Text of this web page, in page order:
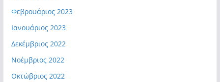
Φεβρουάριος 2023
Ιανουάριος 2023
Δεκέμβριος 2022
Νοέμβριος 2022
Οκτώβριος 2022